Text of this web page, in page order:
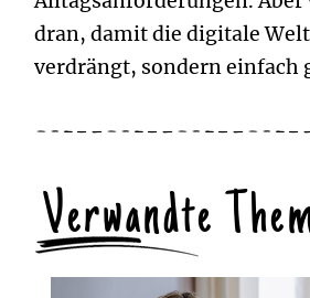
dran, damit die digitale
verdrängt, sondern einfach
Verwandte